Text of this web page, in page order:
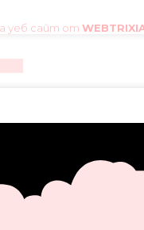
уеб сайт от